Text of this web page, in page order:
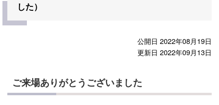
した）
公開日 2022年08月19日
更新日 2022年09月13日
ご来場ありがとうございました